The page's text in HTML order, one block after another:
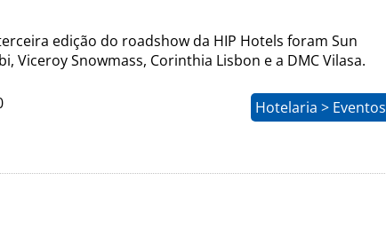
edição do roadshow da HIP Hotels foram Sun
Viceroy Snowmass, Corinthia Lisbon e a DMC Vilasa.
Hotelaria > Eventos